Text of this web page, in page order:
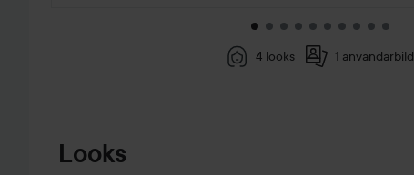
4 looks 1 användarbild
Looks